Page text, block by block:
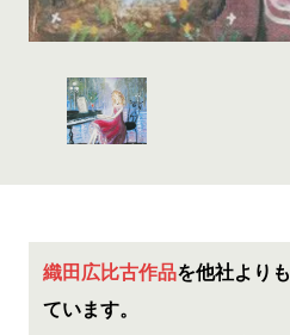
織田広比古作品を他社よりも
ています。